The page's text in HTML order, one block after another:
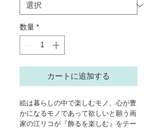
数量 *
カートに追加する
絵は暮らしの中で楽しむモノ、心が豊
かになるモノであって欲しいと願う画
家の江リコが『飾るを楽しむ』をテー